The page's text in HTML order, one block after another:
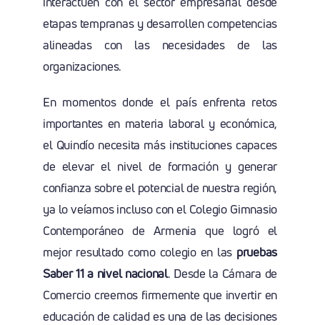
etapas tempranas y desarrollen competencias
alineadas con las necesidades de las
organizaciones.
En momentos donde el país enfrenta retos
importantes en materia laboral y económica,
el Quindío necesita más instituciones capaces
de elevar el nivel de formación y generar
confianza sobre el potencial de nuestra región,
ya lo veíamos incluso con el Colegio Gimnasio
Contemporáneo de Armenia que logró el
mejor resultado como colegio en las pruebas
Saber 11 a nivel nacional. Desde la Cámara de
Comercio creemos firmemente que invertir en
educación de calidad es una de las decisiones